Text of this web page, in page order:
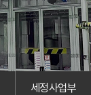
세정사업부